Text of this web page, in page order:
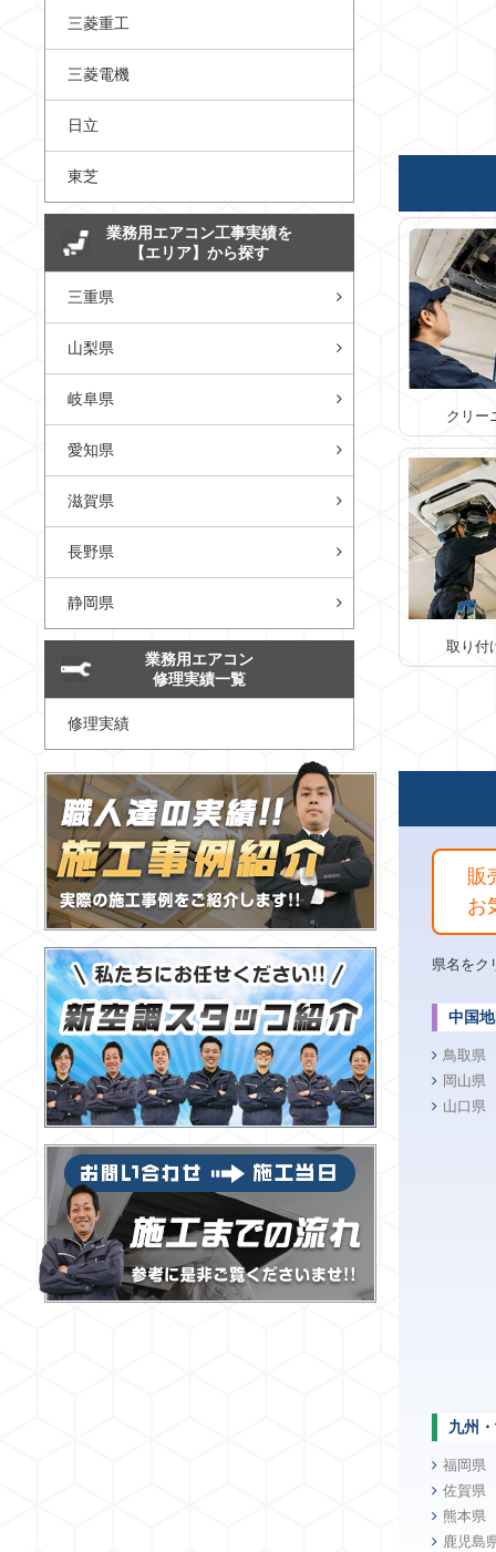
クリー
取り付
販
お
県名をク
中国
鳥取県
岡山県
山口県
九州
福岡県
佐賀県
熊本県
鹿児島
三菱重工
三菱電機
日立
東芝
業務用エアコン工事実績を
【エリア】から探す
三重県
山梨県
岐阜県
愛知県
滋賀県
長野県
静岡県
業務用エアコン
修理実績一覧
修理実績